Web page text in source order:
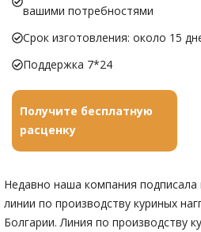
вашими потребностями
Срок изготовления: около 15
Поддержка 7*24
Получите бесплатную
расценку
Недавно наша компания подписала
линии по производству куриных
Болгарии. Линия по производству